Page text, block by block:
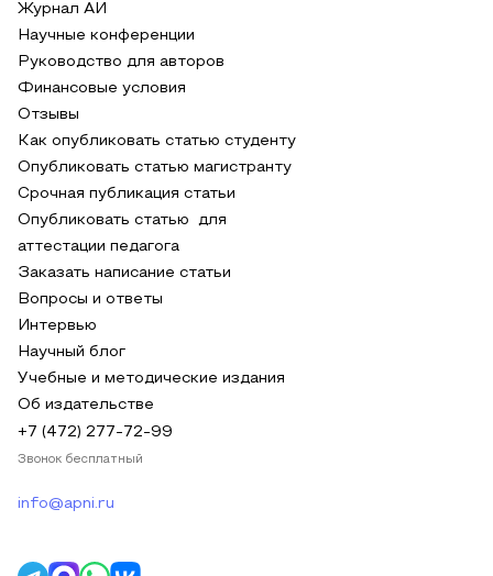
Журнал АИ
Научные конференции
Руководство для авторов
Финансовые условия
Отзывы
Как опубликовать статью студенту
Опубликовать статью магистранту
Срочная публикация статьи
Опубликовать статью для
аттестации педагога
Заказать написание статьи
Вопросы и ответы
Интервью
Научный блог
Учебные и методические издания
Об издательстве
+7 (472) 277-72-99
Звонок бесплатный
info@apni.ru